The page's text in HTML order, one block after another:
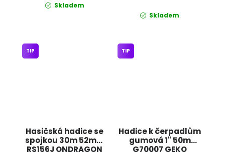
Skladem
Skladem
Hasičská hadice se
spojkou 30m 52mm
RS156J ONDRAGON
TIP
Hadice k čerpadlům
gumová 1" 50m
G70007 GEKO
TIP